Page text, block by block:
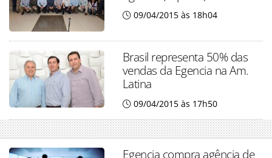
09/04/2015 às 18h04
Brasil representa 50% das
vendas da Egencia na Am.
Latina
09/04/2015 às 17h50
Egencia compra agência de